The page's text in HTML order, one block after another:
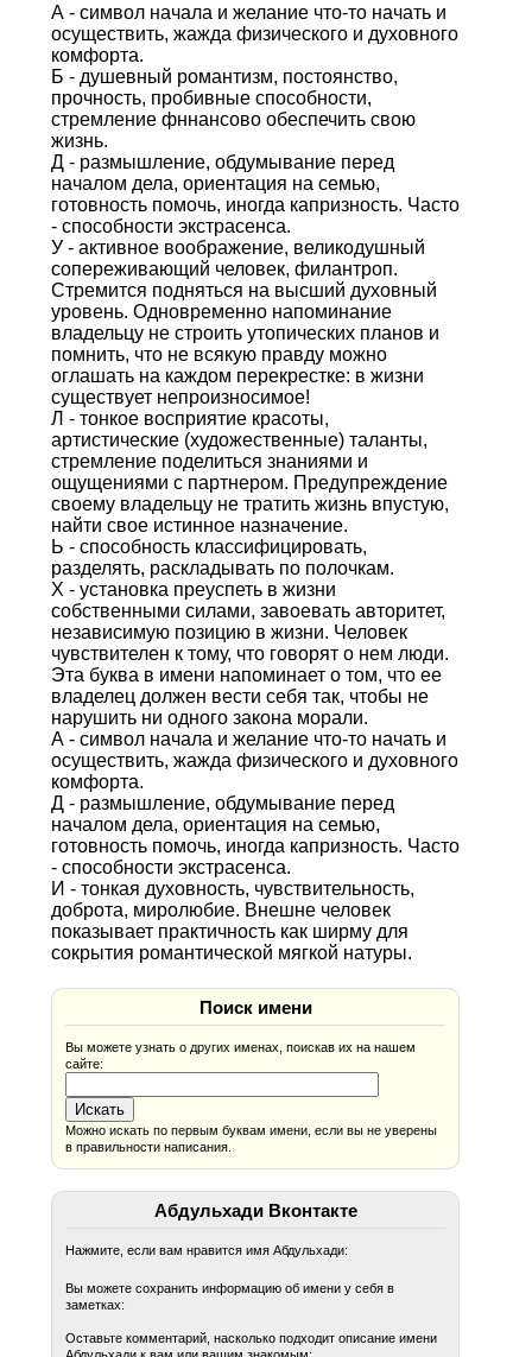
А - символ начала и желание что-то начать и
осуществить, жажда физического и духовного
комфорта.
Б - душевный романтизм, постоянство,
прочность, пробивные способности,
стремление фннансово обеспечить свою
жизнь.
Д - размышление, обдумывание перед
началом дела, ориентация на семью,
готовность помочь, иногда капризность. Часто
- способности экстрасенса.
У - активное воображение, великодушный
сопереживающий человек, филантроп.
Стремится подняться на высший духовный
уровень. Одновременно напоминание
владельцу не строить утопических планов и
помнить, что не всякую правду можно
оглашать на каждом перекрестке: в жизни
существует непроизносимое!
Л - тонкое восприятие красоты,
артистические (художественные) таланты,
стремление поделиться знаниями и
ощущениями с партнером. Предупреждение
своему владельцу не тратить жизнь впустую,
найти свое истинное назначение.
Ь - способность классифицировать,
разделять, раскладывать по полочкам.
Х - установка преуспеть в жизни
собственными силами, завоевать авторитет,
независимую позицию в жизни. Человек
чувствителен к тому, что говорят о нем люди.
Эта буква в имени напоминает о том, что ее
владелец должен вести себя так, чтобы не
нарушить ни одного закона морали.
А - символ начала и желание что-то начать и
осуществить, жажда физического и духовного
комфорта.
Д - размышление, обдумывание перед
началом дела, ориентация на семью,
готовность помочь, иногда капризность. Часто
- способности экстрасенса.
И - тонкая духовность, чувствительность,
доброта, миролюбие. Внешне человек
показывает практичность как ширму для
сокрытия романтической мягкой натуры.
Поиск имени
Вы можете узнать о других именах, поискав их на нашем
сайте:
Можно искать по первым буквам имени, если вы не уверены
в правильности написания.
Абдульхади Вконтакте
Нажмите, если вам нравится имя Абдульхади:
Вы можете сохранить информацию об имени у себя в
заметках:
Оставьте комментарий, насколько подходит описание имени